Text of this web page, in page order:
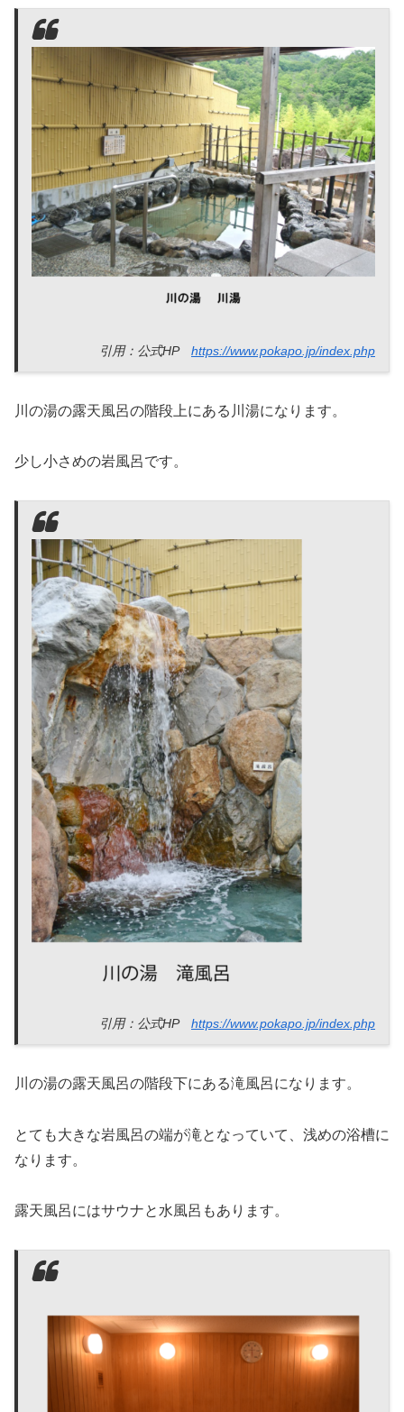
引用：公式HP https://www.pokapo.jp/index.php
川の湯の露天風呂の階段上にある川湯になります。
少し小さめの岩風呂です。
引用：公式HP https://www.pokapo.jp/index.php
川の湯の露天風呂の階段下にある滝風呂になります。
とても大きな岩風呂の端が滝となっていて、浅めの浴槽に
なります。
露天風呂にはサウナと水風呂もあります。